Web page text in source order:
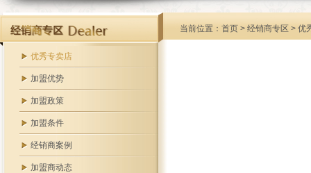
优秀专卖店
加盟优势
加盟政策
加盟条件
经销商案例
加盟商动态
当前位置： 首页 > 经销商专区 > 优